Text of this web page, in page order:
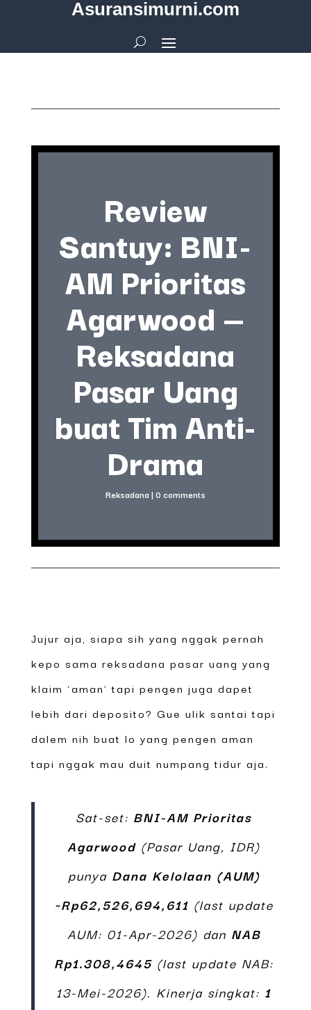
Asuransimurni.com
Review
Santuy: BNI-
AM Prioritas
Agarwood —
Reksadana
Pasar Uang
buat Tim Anti-
Drama
Reksadana | 0 comments
Jujur aja, siapa sih yang nggak pernah
kepo sama reksadana pasar uang yang
klaim ‘aman’ tapi pengen juga dapet
lebih dari deposito? Gue ulik santai tapi
dalem nih buat lo yang pengen aman
tapi nggak mau duit numpang tidur aja.
Sat-set: BNI-AM Prioritas
Agarwood (Pasar Uang, IDR)
punya Dana Kelolaan (AUM)
~Rp62,526,694,611 (last update
AUM: 01-Apr-2026) dan NAB
Rp1.308,4645 (last update NAB:
13-Mei-2026). Kinerja singkat: 1